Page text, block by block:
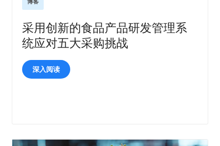
采用创新的食品产品研发管理系
统应对五大采购挑战
深入阅读